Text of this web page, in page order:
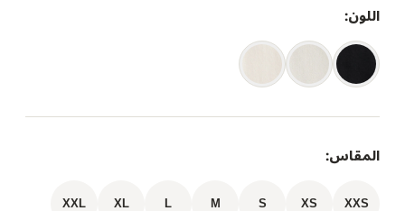
اللون:
المقاس:
XXS
XS
S
M
L
XL
XXL